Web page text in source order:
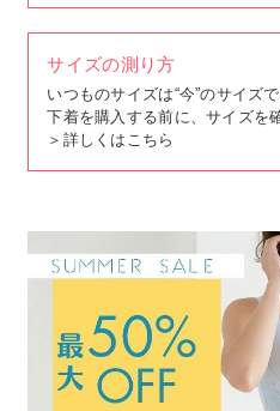
サイズの測り方
いつものサイズは“今”のサイズ
下着を購入する前に、サイズを
＞ 詳しくはこちら